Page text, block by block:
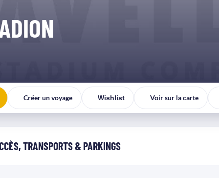
Créer un voyage Wishlist Voir sur la carte
TRANSPORTS & PARKINGS